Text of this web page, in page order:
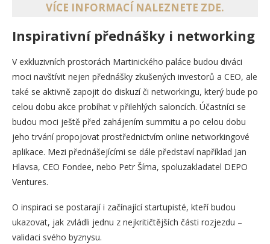
VÍCE INFORMACÍ NALEZNETE ZDE.
Inspirativní přednášky i networking
V exkluzivních prostorách Martinického paláce budou diváci
moci navštívit nejen přednášky zkušených investorů a CEO, ale
také se aktivně zapojit do diskuzí či networkingu, který bude po
celou dobu akce probíhat v přilehlých saloncích. Účastníci se
budou moci ještě před zahájením summitu a po celou dobu
jeho trvání propojovat prostřednictvím online networkingové
aplikace. Mezi přednášejícími se dále představí například Jan
Hlavsa, CEO Fondee, nebo Petr Šíma, spoluzakladatel DEPO
Ventures.
O inspiraci se postarají i začínající startupisté, kteří budou
ukazovat, jak zvládli jednu z nejkritičtějších části rozjezdu –
validaci svého byznysu.